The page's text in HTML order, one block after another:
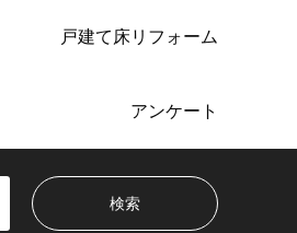
戸建て床リフォーム
アンケート